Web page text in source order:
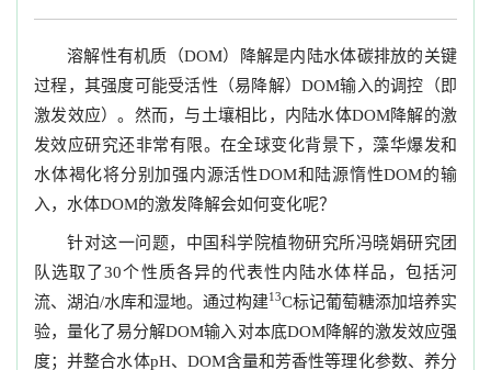
溶解性有机质（DOM）降解是内陆水体碳排放的关键
过程，其强度可能受活性（易降解）DOM输入的调控（即
激发效应）。然而，与土壤相比，内陆水体DOM降解的激
发效应研究还非常有限。在全球变化背景下，藻华爆发和
水体褐化将分别加强内源活性DOM和陆源惰性DOM的输
入，水体DOM的激发降解会如何变化呢？
针对这一问题，中国科学院植物研究所冯晓娟研究团
队选取了30个性质各异的代表性内陆水体样品，包括河
流、湖泊/水库和湿地。通过构建13C标记葡萄糖添加培养实
验，量化了易分解DOM输入对本底DOM降解的激发效应强
度；并整合水体pH、 DOM含量和芳香性等理化参数、养分